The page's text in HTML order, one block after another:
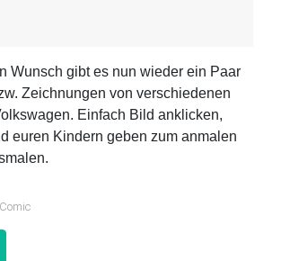
Wunsch gibt es nun wieder ein Paar
Zeichnungen von verschiedenen
Einfach Bild anklicken,
euren Kindern geben zum anmalen